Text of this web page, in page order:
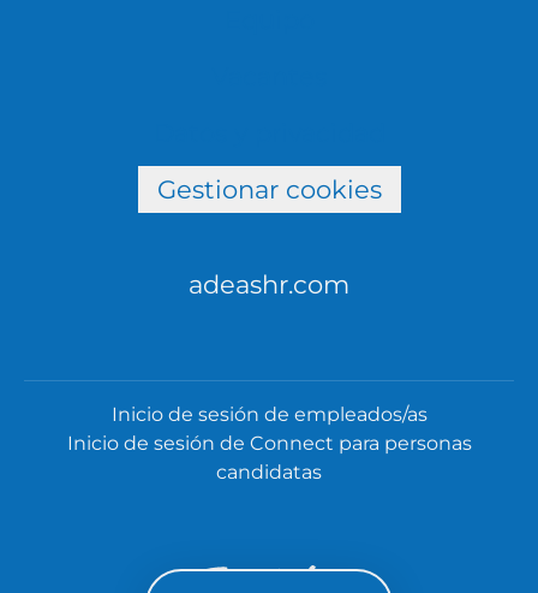
Gestionar cookies
adeashr.com
Inicio de sesión de empleados/as
Inicio de sesión de Connect para personas
candidatas